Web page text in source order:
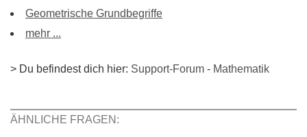
Geometrische Grundbegriffe
mehr ...
> Du befindest dich hier: Support-Forum - Mathematik
ÄHNLICHE FRAGEN: